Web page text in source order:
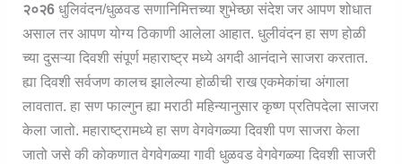
२०२6 धुलिवंदन/धुळवड सणानिमित्तच्या शुभेच्छा संदेश जर आपण शोधात
असाल तर आपण योग्य ठिकाणी आलेला आहात. धुलीवंदन हा सण होळी
च्या दुसऱ्या दिवशी संपूर्ण महाराष्ट्र मध्ये अगदी आनंदाने साजरा करतात.
ह्या दिवशी सर्वजण कालच झालेल्या होळीची राख एकमेकांचा अंगाला
लावतात. हा सण फाल्गुन ह्या मराठी महिन्यानुसार कृष्ण प्रतिपदेला साजरा
केला जातो. महाराष्ट्रामध्ये हा सण वेगवेगळ्या दिवशी पण साजरा केला
जातो जसे की कोकणात वेगवेगळ्या गावी धुळवड वेगवेगळ्या दिवशी साजरी